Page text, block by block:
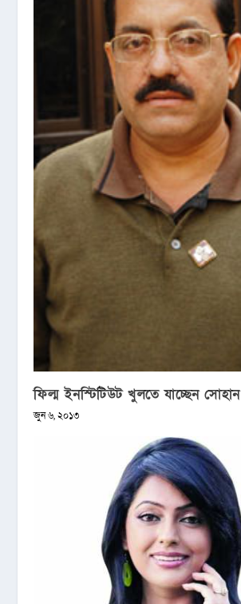
ফিল্ম ইনস্টিটিউট খুলতে যাচ্ছেন সোহান
জুন ৬, ২০১৩